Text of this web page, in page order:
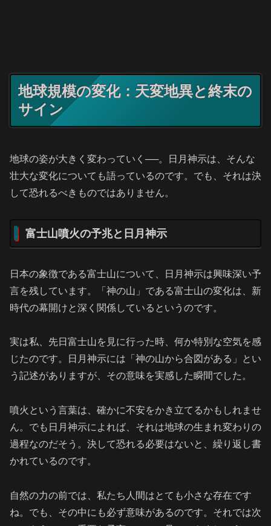
地球規模の変化：天変地異と終末の
サイン
地球の姿が大きく変わっていく──。日月神示は、そんな
壮大な変化についても語っているのです。でも、それは決
して恐れるべきものではありません。
富士山噴火の予兆と日月神示
日本の象徴である富士山について、日月神示は興味深い予
言を残しています。「神の山」である富士山の変化は、新
時代の幕開けと深く関係しているというのです。
実は私、先日富士山を見に行った時、何か特別な空気を感
じたのです。日月神示には「神の山から合図がある」とい
う記述がありますが、その意味を実感した瞬間でした。
噴火という言葉は、確かに不安をかき立てるかもしれませ
ん。でも日月神示によれば、それは地球の生まれ変わりの
過程なのだそう。決して恐れる必要はないと、繰り返し書
かれているのです。
自然の力の前では、私たち人間はとても小さな存在です
ね。でも、その中にも必ず意味があるのです。それでは次